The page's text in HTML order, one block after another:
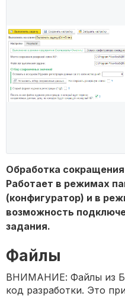
Обработка
Работает в режимах
(конфигуратор) и в
возможность
задания.
Файлы
ВНИМАНИЕ: Файлы из
код разработки. Это